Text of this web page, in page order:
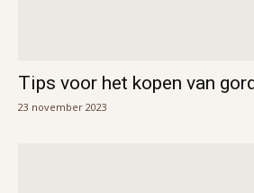
Tips voor het kopen van
23 november 2023